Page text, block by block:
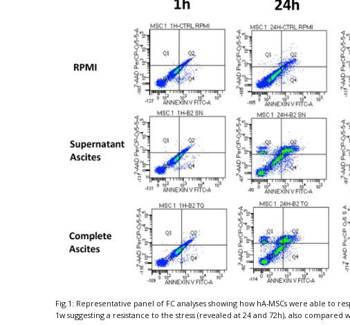
Fig.1: Representative panel of FC analyses showing how hA-MSCs were able to
1w suggesting a resistance to the stress (revealed at 24 and 72h), also compared